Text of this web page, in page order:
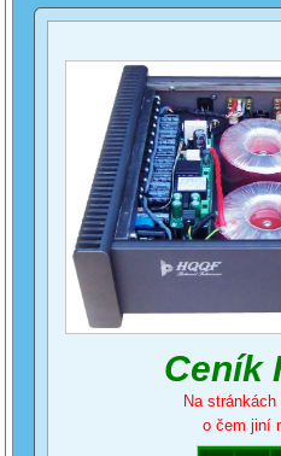
Ceník
Na
o čem jiní